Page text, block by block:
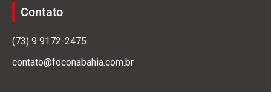
Contato
(73) 9 9172-2475
contato@foconabahia.com.br